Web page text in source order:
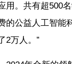
用。共有超500
的公益人工智能
2万人。”